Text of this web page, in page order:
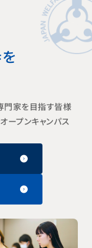
門家を目指す皆様
ープンキャンパス